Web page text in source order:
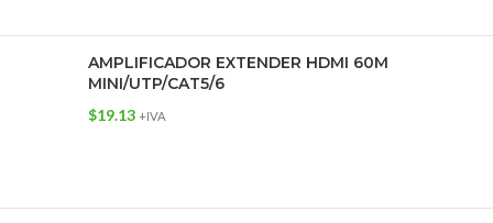
AMPLIFICADOR EXTENDER HDMI 60M
MINI/UTP/CAT5/6
$19.13 +IVA